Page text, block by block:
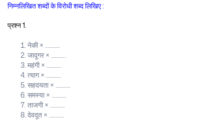
निम्नलिखित शब्दों के विरोधी शब्द लिखिए :
प्रश्न 1.
नेकी × ………..
जादूगर × ………..
महंगी × ………..
त्याग × ………..
सहदयता × ………..
समस्या × ………..
ताजगी × ………..
देवदूत × ………..